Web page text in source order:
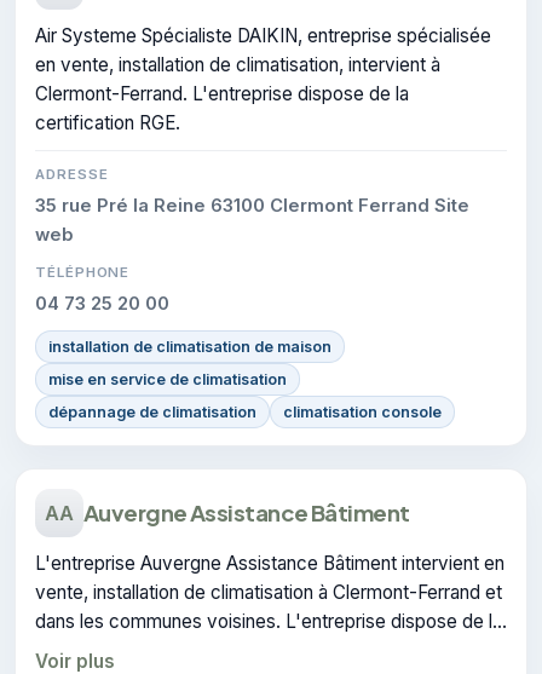
Air Systeme Spécialiste DAIKIN, entreprise spécialisée
en vente, installation de climatisation, intervient à
Clermont-Ferrand. L'entreprise dispose de la
certification RGE.
ADRESSE
35 rue Pré la Reine 63100 Clermont Ferrand Site
web
TÉLÉPHONE
04 73 25 20 00
installation de climatisation de maison
mise en service de climatisation
dépannage de climatisation
climatisation console
AA Auvergne Assistance Bâtiment
L'entreprise Auvergne Assistance Bâtiment intervient en
vente, installation de climatisation à Clermont-Ferrand et
dans les communes voisines. L'entreprise dispose de la
certification RGE.
Voir plus